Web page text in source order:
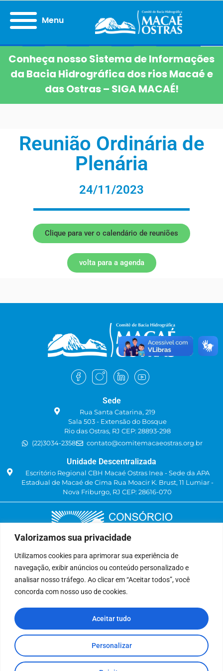
Valorizamos sua privacidade
Utilizamos cookies para aprimorar sua experiência de
navegação, exibir anúncios ou conteúdo personalizado e
analisar nosso tráfego. Ao clicar em “Aceitar todos”, você
concorda com nosso uso de cookies.
Personalizar
Aceitar tudo
Menu
Conheça nosso Sistema de Informações
da Bacia Hidrográfica dos rios Macaé e
das Ostras – SIGA MACAÉ!
Reunião Ordinária de
Plenária
24/11/2023
Clique para ver o calendário de reuniões
volta para a agenda
Sede
Rua Santa Catarina, 219
Sala 503 - Extensão do Bosque
Rio das Ostras, RJ CEP: 28893-298
(22)3034-2358
contato@comitemacaeostras.org.br
Unidade Descentralizada
Escritório Regional CBH Macaé Ostras Inea - Sede da APA
Estadual de Macaé de Cima Rua Moacir K. Brust, 11 Lumiar -
Nova Friburgo, RJ CEP: 28616-070
Delegatária (CILSJ)
Rua: Avenida Um, n° 01, Lote 01, Quadra 11
Bairro: Jardins de São Pedro
São Pedro da Aldeia, RJ
(22) 9 8841-2358
secretariaexecutiva@cilsj.org.br